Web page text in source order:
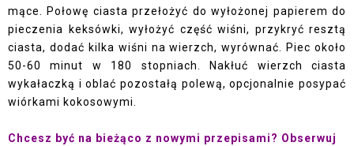
mące. Połowę ciasta przełożyć do wyłożonej papierem do
pieczenia keksówki, wyłożyć część wiśni, przykryć resztą
ciasta, dodać kilka wiśni na wierzch, wyrównać. Piec około
50-60 minut w 180 stopniach. Nakłuć wierzch ciasta
wykałaczką i oblać pozostałą polewą, opcjonalnie posypać
wiórkami kokosowymi.
Chcesz być na bieżąco z nowymi przepisami? Obserwuj